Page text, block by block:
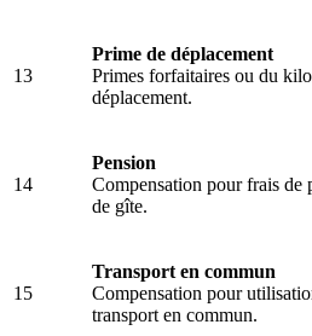
13
Prime de déplacement
Primes forfaitaires ou du
déplacement.
14
Pension
Compensation pour frais de
de gîte.
15
Transport en commun
Compensation pour
transport en commun.